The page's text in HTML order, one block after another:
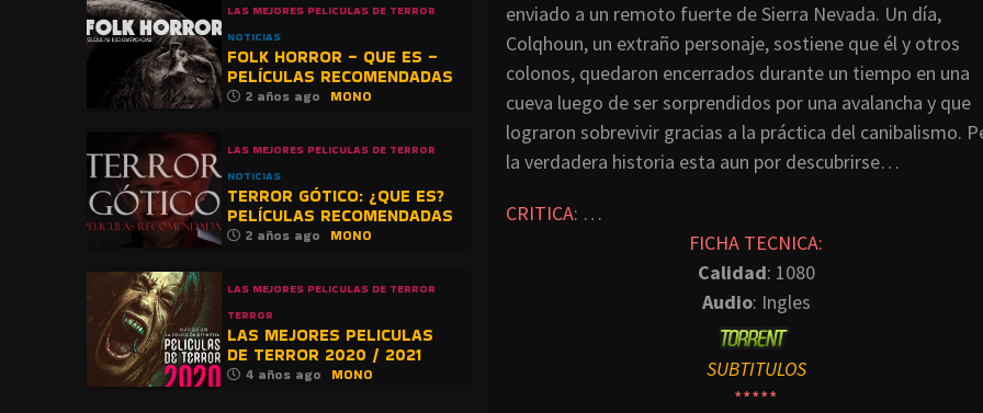
enviado a un remoto fuerte de Sierra Nevada. Un día,
Colqhoun, un extraño personaje, sostiene que él y otros
colonos, quedaron encerrados durante un tiempo en una
cueva luego de ser sorprendidos por una avalancha y que
lograron sobrevivir gracias a la práctica del canibalismo.
la verdadera historia esta aun por descubrirse…
CRITICA: …
FICHA TECNICA:
Calidad: 1080
Audio: Ingles
SUBTITULOS
*****
LAS MEJORES PELICULAS DE TERROR
NOTICIAS
FOLK HORROR – QUE ES –
PELÍCULAS RECOMENDADAS
2 años ago MONO
LAS MEJORES PELICULAS DE TERROR
NOTICIAS
TERROR GÓTICO: ¿QUE ES?
PELÍCULAS RECOMENDADAS
2 años ago MONO
LAS MEJORES PELICULAS DE TERROR
TERROR
LAS MEJORES PELICULAS
DE TERROR 2020 / 2021
4 años ago MONO